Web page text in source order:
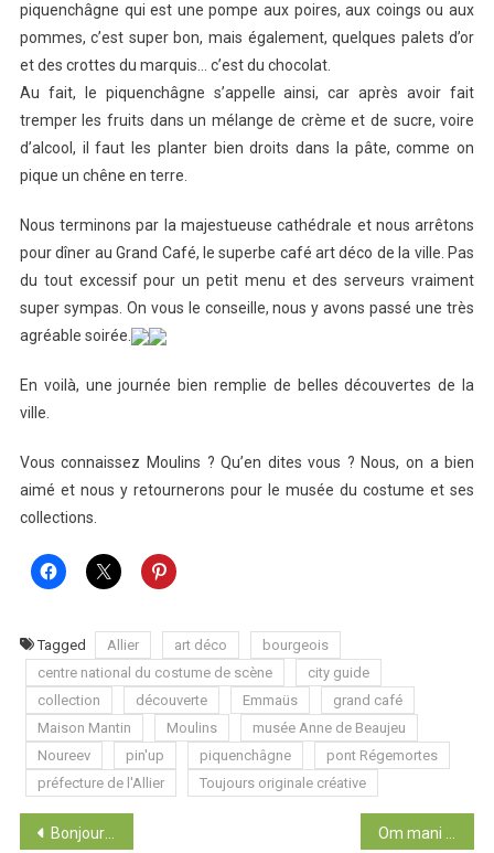
piquenchâgne qui est une pompe aux poires, aux coings ou aux
pommes, c’est super bon, mais également, quelques palets d’or
et des crottes du marquis… c’est du chocolat.
Au fait, le piquenchâgne s’appelle ainsi, car après avoir fait
tremper les fruits dans un mélange de crème et de sucre, voire
d’alcool, il faut les planter bien droits dans la pâte, comme on
pique un chêne en terre.
Nous terminons par la majestueuse cathédrale et nous arrêtons
pour dîner au Grand Café, le superbe café art déco de la ville. Pas
du tout excessif pour un petit menu et des serveurs vraiment
super sympas. On vous le conseille, nous y avons passé une très
agréable soirée.
En voilà, une journée bien remplie de belles découvertes de la
ville.
Vous connaissez Moulins ? Qu’en dites vous ? Nous, on a bien
aimé et nous y retournerons pour le musée du costume et ses
collections.
Tagged Allier art déco
bourgeois
centre national du costume de scène
city guide
collection
découverte Emmaüs
grand café
Maison Mantin
Moulins
musée Anne de Beaujeu
Noureev
pin'up piquenchâgne
pont Régemortes
préfecture de l'Allier
Toujours originale créative
Navigation
Bonjour tout le monde !